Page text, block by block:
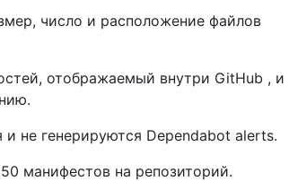
число и расположение файлов
отображаемый внутри GitHub , и
не генерируются Dependabot alerts.
манифестов на репозиторий.